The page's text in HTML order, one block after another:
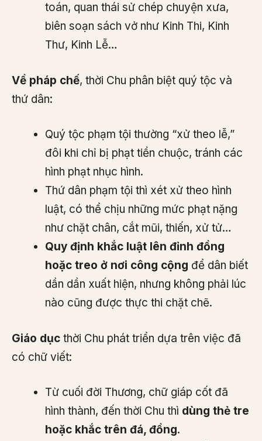
toán, quan thái sử chép chuyện xưa,
biên soạn sách vở như Kinh Thi, Kinh
Thư, Kinh Lễ…
Về pháp chế, thời Chu phân biệt quý tộc và
thứ dân:
Quý tộc phạm tội thường “xử theo lễ,”
đôi khi chỉ bị phạt tiền chuộc, tránh các
hình phạt nhục hình.
Thứ dân phạm tội thì xét xử theo hình
luật, có thể chịu những mức phạt nặng
như chặt chân, cắt mũi, thiến, xử tử…
Quy định khắc luật lên đỉnh đồng
hoặc treo ở nơi công cộng để dân biết
dần dần xuất hiện, nhưng không phải lúc
nào cũng được thực thi chặt chẽ.
Giáo dục thời Chu phát triển dựa trên việc đã
có chữ viết:
Từ cuối đời Thương, chữ giáp cốt đã
hình thành, đến thời Chu thì dùng thẻ tre
hoặc khắc trên đá, đồng.